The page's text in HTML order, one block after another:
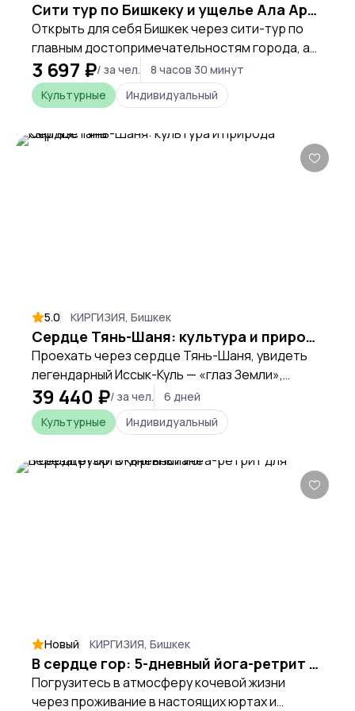
Сити тур по Бишкеку и ущелье Ала Арча
Открыть для себя Бишкек через сити-тур по
главным достопримечательностям города, а
затем отправиться в самое знаменитое
ущелье Кыргызстана — Ала-Арча, чтобы
увидеть величественные горы Тянь-Шаня и
3 697 ₽/ за чел.
8 часов 30 минут
Культурные
Индивидуальный
5.0 КИРГИЗИЯ, Бишкек
Сердце Тянь-Шаня: культура и природа Кыргызстана
Проехать через сердце Тянь-Шаня, увидеть
легендарный Иссык-Куль — «глаз Земли»,
пожить в юртах у озера Сон-Куль, пройтись по
каньонам и ущельям, познакомиться с жизнью
кочевников и почувствовать настоящий
39 440 ₽/ за чел.
6 дней
Культурные
Индивидуальный
Новый КИРГИЗИЯ, Бишкек
В сердце гор: 5-дневный йога-ретрит для перезагрузки в Кыргызстане
Погрузитесь в атмосферу кочевой жизни
через проживание в настоящих юртах и